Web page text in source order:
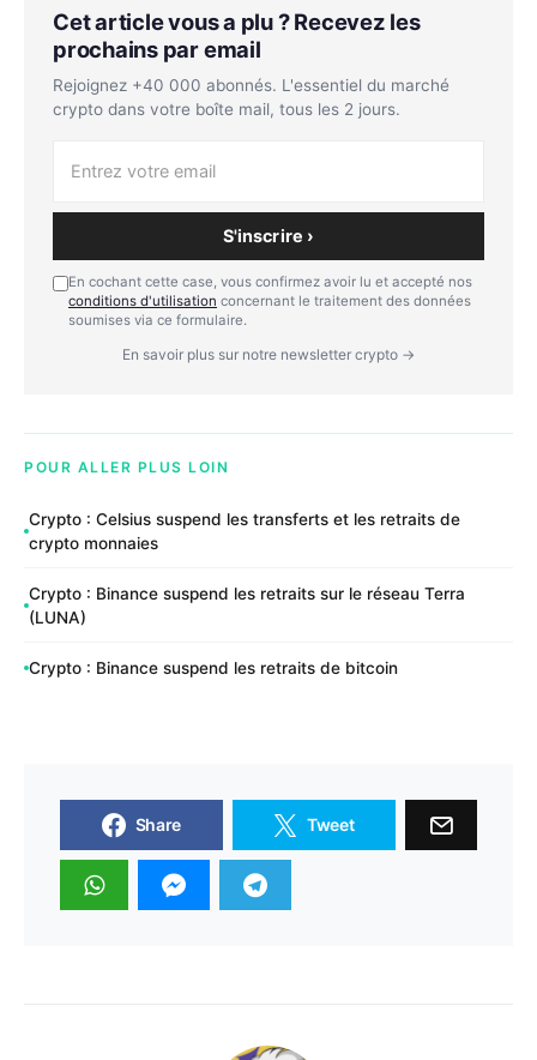
Cet article vous a plu ? Recevez les
prochains par email
Rejoignez +40 000 abonnés. L'essentiel du marché
crypto dans votre boîte mail, tous les 2 jours.
S'inscrire ›
En cochant cette case, vous confirmez avoir lu et accepté nos
conditions d'utilisation concernant le traitement des données
soumises via ce formulaire.
En savoir plus sur notre newsletter crypto →
POUR ALLER PLUS LOIN
Crypto : Celsius suspend les transferts et les retraits de
crypto monnaies
Crypto : Binance suspend les retraits sur le réseau Terra
(LUNA)
Crypto : Binance suspend les retraits de bitcoin
Share Tweet